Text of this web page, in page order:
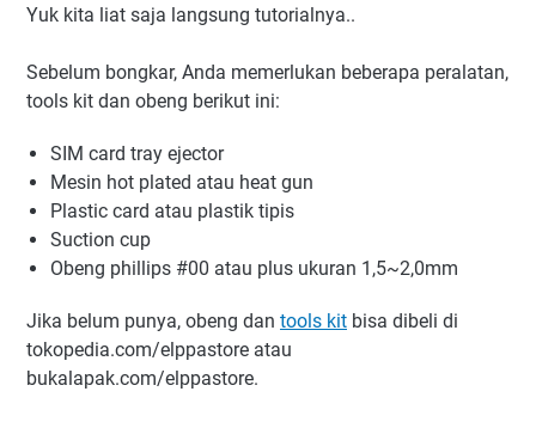
Yuk kita liat saja langsung tutorialnya..
Sebelum bongkar, Anda memerlukan beberapa peralatan,
tools kit dan obeng berikut ini:
SIM card tray ejector
Mesin hot plated atau heat gun
Plastic card atau plastik tipis
Suction cup
Obeng phillips #00 atau plus ukuran 1,5~2,0mm
Jika belum punya, obeng dan tools kit bisa dibeli di
tokopedia.com/elppastore atau
bukalapak.com/elppastore.